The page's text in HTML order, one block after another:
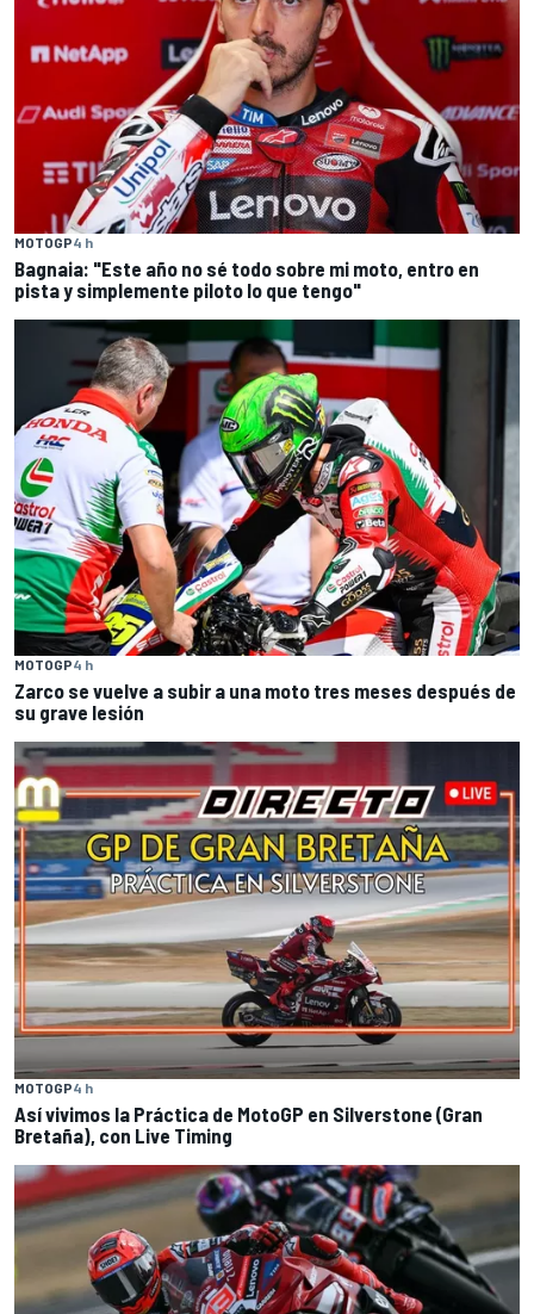
MOTOGP4 h
Bagnaia: "Este año no sé todo sobre mi moto, entro en
pista y simplemente piloto lo que tengo"
MOTOGP4 h
Zarco se vuelve a subir a una moto tres meses después de
su grave lesión
MOTOGP4 h
Así vivimos la Práctica de MotoGP en Silverstone (Gran
Bretaña), con Live Timing